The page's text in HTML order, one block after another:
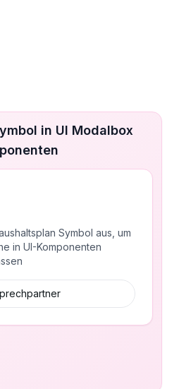
in UI Modalbox
Symbol aus, um
in UI-Komponenten